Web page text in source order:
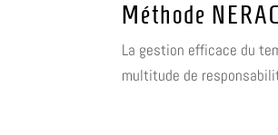
Méthode
La gestion efficace du
multitude de